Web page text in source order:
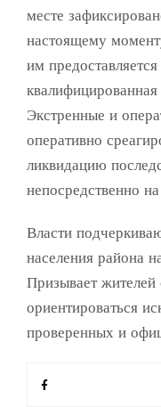
месте
настоящему
им
Экстренные и
оперативно
ликвидацию
непосредственно
Власти
населения района
Призывает жителей
ориентироваться
проверенных и